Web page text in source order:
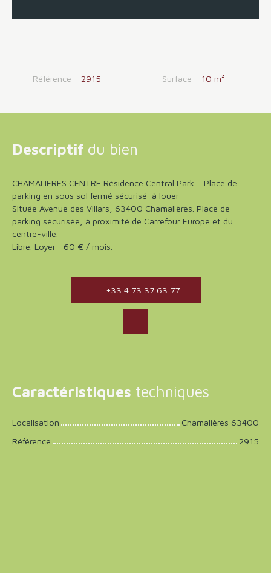
Référence : 2915 Surface : 10 m²
Descriptif du bien
CHAMALIERES CENTRE Résidence Central Park – Place de
parking en sous sol fermé sécurisé à louer
Située Avenue des Villars, 63400 Chamalières. Place de
parking sécurisée, à proximité de Carrefour Europe et du
centre-ville.
Libre. Loyer : 60 € / mois.
+33 4 73 37 63 77
Caractéristiques techniques
Localisation
Chamalières 63400
Référence
2915